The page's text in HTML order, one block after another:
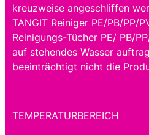
kreuzweise angeschliffen
TANGIT Reiniger PE/PB/PP/
Reinigungs-Tücher PE/ PB/
auf stehendes Wasser
beeinträchtigt nicht die
TEMPERATURBEREICH